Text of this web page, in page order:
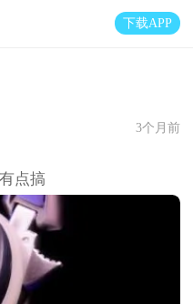
下载APP
3个月前
点搞